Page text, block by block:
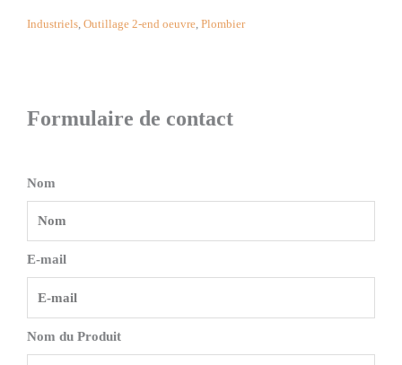
Formulaire de contact
Nom
E-mail
Nom du Produit
Industriels Outillage 2-end oeuvre Plombier